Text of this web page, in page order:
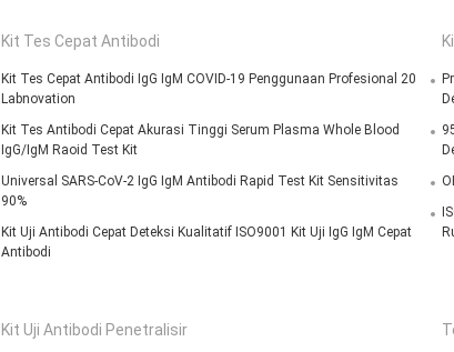
Kit Tes Cepat Antibodi
Kit Tes Cepat Antibodi IgG IgM COVID-19 Penggunaan Profesional 20
Labnovation
Kit Tes Antibodi Cepat Akurasi Tinggi Serum Plasma Whole Blood
IgG/IgM Raoid Test Kit
Universal SARS-CoV-2 IgG IgM Antibodi Rapid Test Kit Sensitivitas
90%
Kit Uji Antibodi Cepat Deteksi Kualitatif ISO9001 Kit Uji IgG IgM Cepat
Antibodi
Kit Uji Antibodi Penetralisir